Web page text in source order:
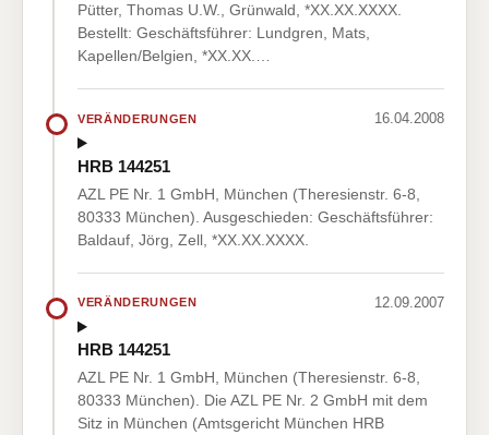
Pütter, Thomas U.W., Grünwald, *XX.XX.XXXX.
Bestellt: Geschäftsführer: Lundgren, Mats,
Kapellen/Belgien, *XX.XX.…
VERÄNDERUNGEN 16.04.2008
HRB 144251
AZL PE Nr. 1 GmbH, München (Theresienstr. 6-8,
80333 München). Ausgeschieden: Geschäftsführer:
Baldauf, Jörg, Zell, *XX.XX.XXXX.
VERÄNDERUNGEN 12.09.2007
HRB 144251
AZL PE Nr. 1 GmbH, München (Theresienstr. 6-8,
80333 München). Die AZL PE Nr. 2 GmbH mit dem
Sitz in München (Amtsgericht München HRB